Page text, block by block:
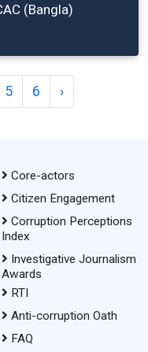
(Bangla)
5 6 ›
Core-actors
Citizen Engagement
Corruption Perceptions
Index
Investigative Journalism
Awards
RTI
Anti-corruption Oath
FAQ